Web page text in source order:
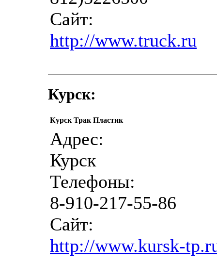
Сайт:
http://www.truck.ru
Курск:
Курск Трак Пластик
Адрес:
Курск
Телефоны:
8-910-217-55-86
Сайт:
http://www.kursk-